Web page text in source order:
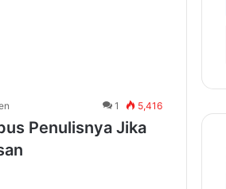
1 5,416
Penulisnya Jika